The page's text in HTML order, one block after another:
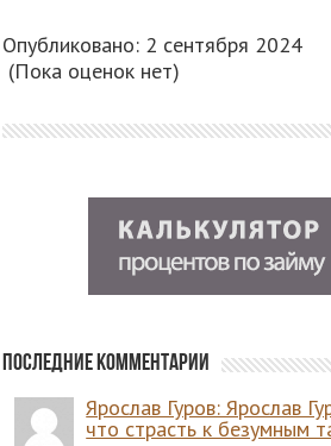
Опубликовано: 2 сентября 2024
(Пока оценок нет)
Последние комментарии
Ярослав Гуров: Ярослав
что страсть к безумным